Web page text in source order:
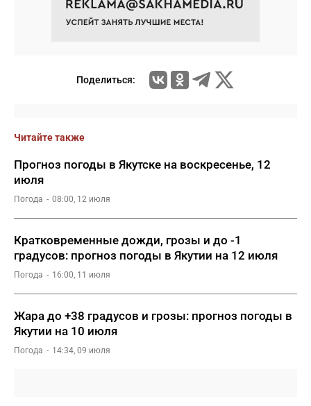
Поделиться:
Читайте также
Прогноз погоды в Якутске на воскресенье, 12
июля
Погода 08:00, 12 июля
Кратковременные дожди, грозы и до -1
градусов: прогноз погоды в Якутии на 12 июля
Погода 16:00, 11 июля
Жара до +38 градусов и грозы: прогноз погоды в
Якутии на 10 июля
Погода 14:34, 09 июля